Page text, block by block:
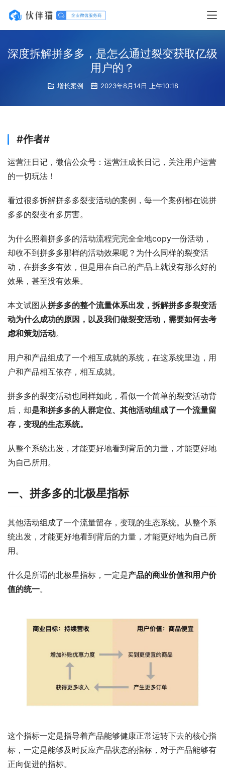
深度拆解拼多多，是怎么通过裂变获取亿级
用户的？
增长案例 2023年8月14日 上午10:18
#作者#
运营汪日记，微信公众号：运营汪成长日记，关注用户运营
的一切玩法！
看过很多拆解拼多多裂变活动的案例，每一个案例都在说拼
多多的裂变有多厉害。
为什么照着拼多多的活动流程完完全全地copy一份活动，
却收不到拼多多那样的活动效果呢？为什么同样的裂变活
动，在拼多多有效，但是用在自己的产品上就没有那么好的
效果，甚至没有效果。
本文试图从拼多多的整个流量体系出发，拆解拼多多裂变活
动为什么成功的原因，以及我们做裂变活动，需要如何去考
虑和策划活动。
用户和产品组成了一个相互成就的系统，在这系统里边，用
户和产品相互依存，相互成就。
拼多多的裂变活动也同样如此，看似一个简单的裂变活动背
后，却是和拼多多的人群定位、其他活动组成了一个流量留
存，变现的生态系统。
从整个系统出发，才能更好地看到背后的力量，才能更好地
为自己所用。
一、拼多多的北极星指标
其他活动组成了一个流量留存，变现的生态系统。从整个系
统出发，才能更好地看到背后的力量，才能更好地为自己所
用。
什么是所谓的北极星指标，一定是产品的商业价值和用户价
值的统一。
这个指标一定是指导着产品能够健康正常运转下去的核心指
标，一定是能够及时反应产品状态的指标，对于产品能够有
正向促进的指标。